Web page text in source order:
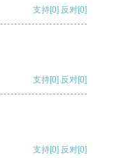
支持[0] 反对[0]
支持[0] 反对[0]
支持[0] 反对[0]